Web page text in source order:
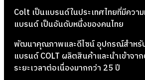
Colt เป็นแบรนด์ในประเทศไทยที่มีคว
แบรนด์ เป็นอันดับหนึ่งของคนไทย
พัฒนาคุณภาพและดีไซน์ อุปกรณ์สำหรั
แบรนด์ COLT ผลิตสินค้าและนำเข้าจา
ระยะเวลาต่อเนื่องมากกว่า 25 ปี